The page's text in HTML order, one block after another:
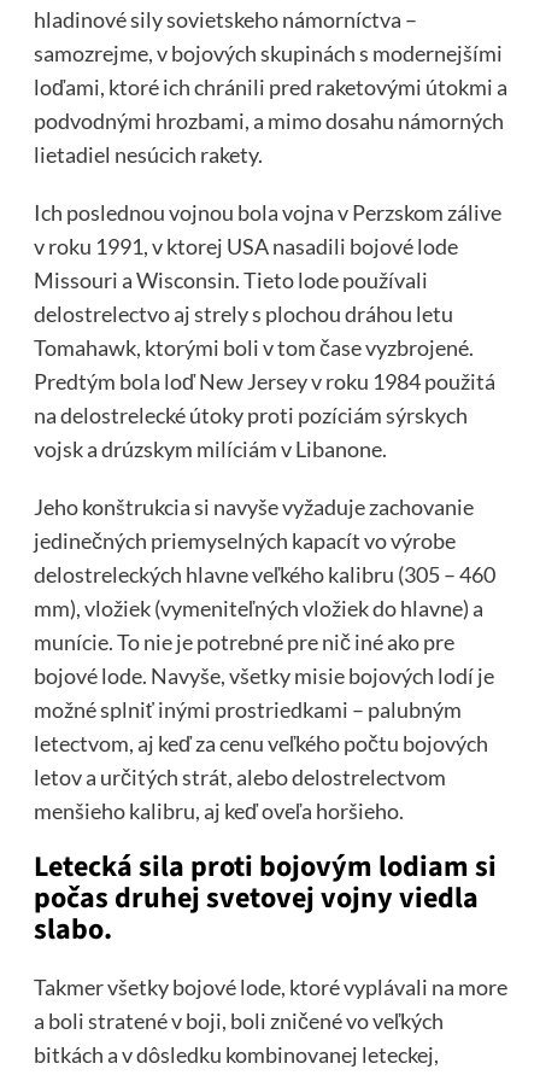
hladinové sily sovietskeho námorníctva –
samozrejme, v bojových skupinách s modernejšími
loďami, ktoré ich chránili pred raketovými útokmi a
podvodnými hrozbami, a mimo dosahu námorných
lietadiel nesúcich rakety.
Ich poslednou vojnou bola vojna v Perzskom zálive
v roku 1991, v ktorej USA nasadili bojové lode
Missouri a Wisconsin. Tieto lode používali
delostrelectvo aj strely s plochou dráhou letu
Tomahawk, ktorými boli v tom čase vyzbrojené.
Predtým bola loď New Jersey v roku 1984 použitá
na delostrelecké útoky proti pozíciám sýrskych
vojsk a drúzskym milíciám v Libanone.
Jeho konštrukcia si navyše vyžaduje zachovanie
jedinečných priemyselných kapacít vo výrobe
delostreleckých hlavne veľkého kalibru (305 – 460
mm), vložiek (vymeniteľných vložiek do hlavne) a
munície. To nie je potrebné pre nič iné ako pre
bojové lode. Navyše, všetky misie bojových lodí je
možné splniť inými prostriedkami – palubným
letectvom, aj keď za cenu veľkého počtu bojových
letov a určitých strát, alebo delostrelectvom
menšieho kalibru, aj keď oveľa horšieho.
Letecká sila proti bojovým lodiam si
počas druhej svetovej vojny viedla
slabo.
Takmer všetky bojové lode, ktoré vyplávali na more
a boli stratené v boji, boli zničené vo veľkých
bitkách a v dôsledku kombinovanej leteckej,